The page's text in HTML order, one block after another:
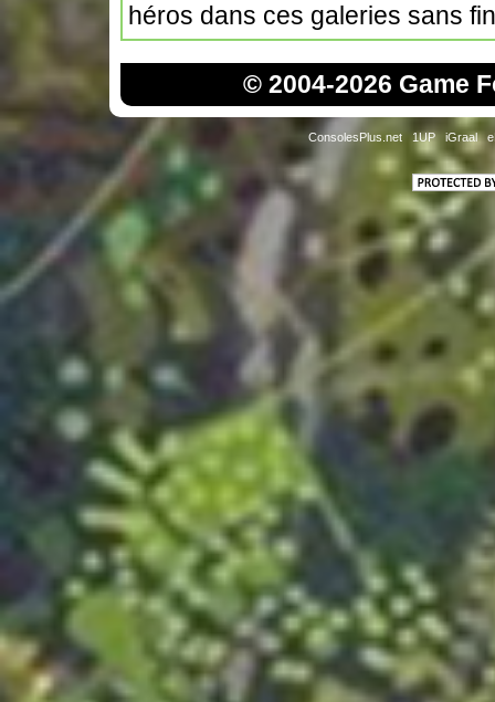
héros dans ces galeries sans
© 2004-2026 Game
ConsolesPlus.net 1UP iGraal